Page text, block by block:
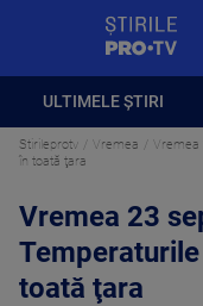
ULTIMELE ȘTIRI
Stirileprotv Vremea
în toată ţara
Vremea 23
toată ţara